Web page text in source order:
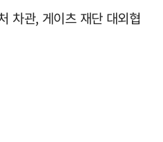
차관, 게이츠 재단 대외협